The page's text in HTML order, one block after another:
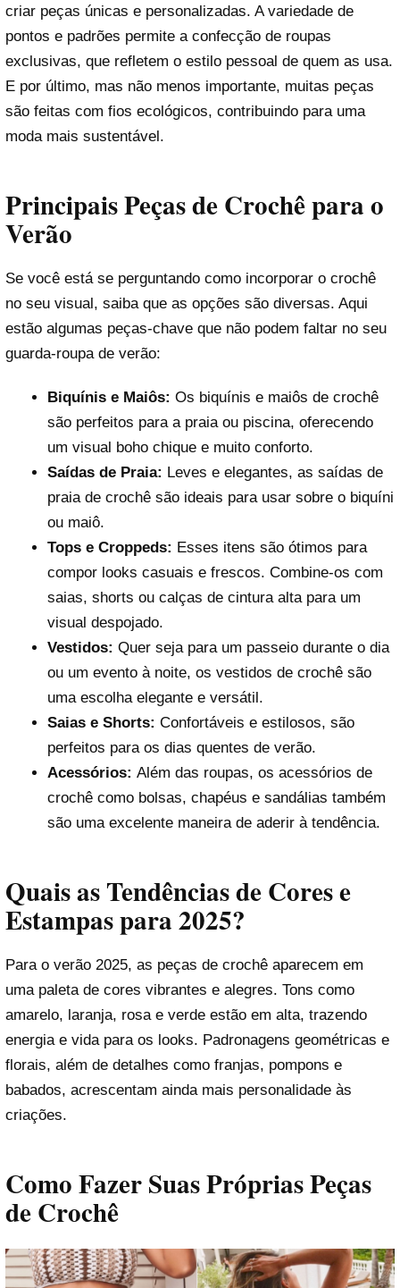
criar peças únicas e personalizadas. A variedade de
pontos e padrões permite a confecção de roupas
exclusivas, que refletem o estilo pessoal de quem as usa.
E por último, mas não menos importante, muitas peças
são feitas com fios ecológicos, contribuindo para uma
moda mais sustentável.
Principais Peças de Crochê para o
Verão
Se você está se perguntando como incorporar o crochê
no seu visual, saiba que as opções são diversas. Aqui
estão algumas peças-chave que não podem faltar no seu
guarda-roupa de verão:
Biquínis e Maiôs: Os biquínis e maiôs de crochê
são perfeitos para a praia ou piscina, oferecendo
um visual boho chique e muito conforto.
Saídas de Praia: Leves e elegantes, as saídas de
praia de crochê são ideais para usar sobre o biquíni
ou maiô.
Tops e Croppeds: Esses itens são ótimos para
compor looks casuais e frescos. Combine-os com
saias, shorts ou calças de cintura alta para um
visual despojado.
Vestidos: Quer seja para um passeio durante o dia
ou um evento à noite, os vestidos de crochê são
uma escolha elegante e versátil.
Saias e Shorts: Confortáveis e estilosos, são
perfeitos para os dias quentes de verão.
Acessórios: Além das roupas, os acessórios de
crochê como bolsas, chapéus e sandálias também
são uma excelente maneira de aderir à tendência.
Quais as Tendências de Cores e
Estampas para 2025?
Para o verão 2025, as peças de crochê aparecem em
uma paleta de cores vibrantes e alegres. Tons como
amarelo, laranja, rosa e verde estão em alta, trazendo
energia e vida para os looks. Padronagens geométricas e
florais, além de detalhes como franjas, pompons e
babados, acrescentam ainda mais personalidade às
criações.
Como Fazer Suas Próprias Peças
de Crochê